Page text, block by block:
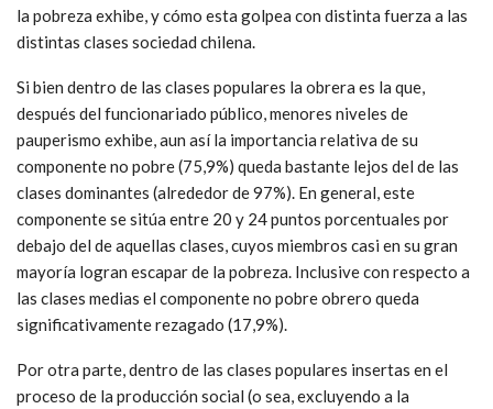
la pobreza exhibe, y cómo esta golpea con distinta fuerza a las
distintas clases sociedad chilena.
Si bien dentro de las clases populares la obrera es la que,
después del funcionariado público, menores niveles de
pauperismo exhibe, aun así la importancia relativa de su
componente no pobre (75,9%) queda bastante lejos del de las
clases dominantes (alrededor de 97%). En general, este
componente se sitúa entre 20 y 24 puntos porcentuales por
debajo del de aquellas clases, cuyos miembros casi en su gran
mayoría logran escapar de la pobreza. Inclusive con respecto a
las clases medias el componente no pobre obrero queda
significativamente rezagado (17,9%).
Por otra parte, dentro de las clases populares insertas en el
proceso de la producción social (o sea, excluyendo a la